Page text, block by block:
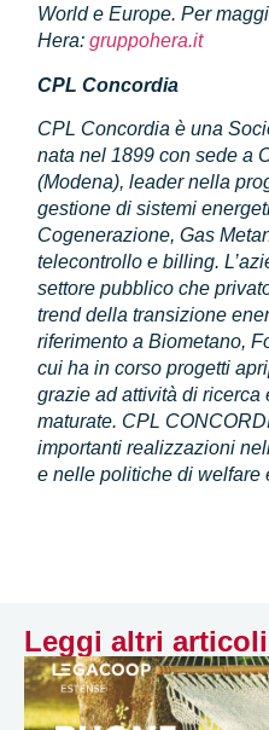
World e Europe. Per
Hera:gruppohera.it
CPL Concordia
CPL Concordia è una
nata nel 1899 con sede a
(Modena), leader nella
gestione di sistemi
Cogenerazione, Gas
telecontrollo e billing.
settore pubblico che
trend della transizione
riferimento a Biometano,
cui ha in corso progetti
grazie ad attività di
maturate. CPL
importanti realizzazioni
e nelle politiche di welfare
Leggi altri articoli